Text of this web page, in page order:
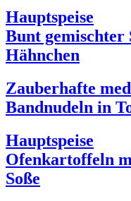
Hauptspeise
Bunt gemischter
Hähnchen
Zauberhafte
Bandnudeln in
Hauptspeise
Ofenkartoffeln
Soße